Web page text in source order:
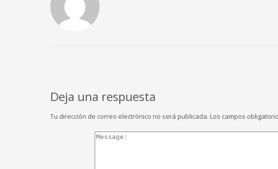
Deja una respuesta
Tu dirección de correo electrónico no será publicada. Los campos